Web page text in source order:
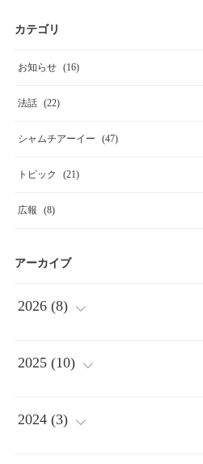
カテゴリ
お知らせ (16)
法話 (22)
シャムチアーイー (47)
トピック (21)
広報 (8)
アーカイブ
2026 (8)
(2)
2025 (10)
(2)
2024 (3)